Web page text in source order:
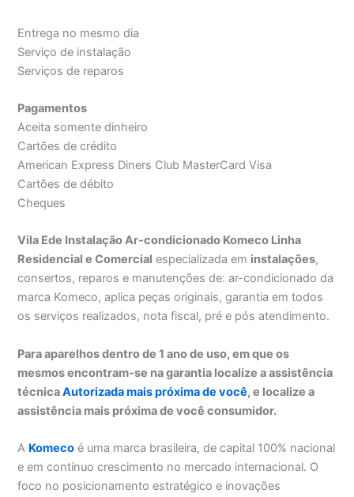
Entrega no mesmo dia
Serviço de instalação
Serviços de reparos
Pagamentos
Aceita somente dinheiro
Cartões de crédito
American Express Diners Club MasterCard Visa
Cartões de débito
Cheques
Vila Ede Instalação Ar-condicionado Komeco Linha
Residencial e Comercial especializada em instalações,
consertos, reparos e manutenções de: ar-condicionado da
marca Komeco, aplica peças originais, garantia em todos
os serviços realizados, nota fiscal, pré e pós atendimento.
Para aparelhos dentro de 1 ano de uso, em que os
mesmos encontram-se na garantia localize a assistência
técnicaAutorizada mais próxima de você, e localize a
assistência mais próxima de você consumidor.
A Komeco é uma marca brasileira, de capital 100% nacional
e em contínuo crescimento no mercado internacional. O
foco no posicionamento estratégico e inovações